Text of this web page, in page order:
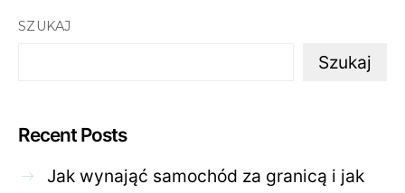
SZUKAJ
Szukaj
Recent Posts
Jak wynająć samochód za granicą i jak